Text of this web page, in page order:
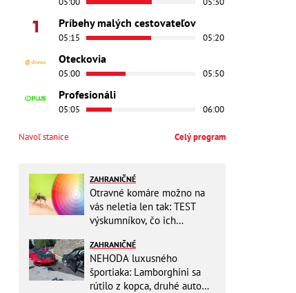
Príbehy malých cestovateľov
05:15 05:20
Oteckovia
05:00 05:50
Profesionáli
05:05 06:00
Navoľ stanice Celý program
ZAHRANIČNÉ
Otravné komáre možno na
vás neletia len tak: TEST
výskumníkov, čo ich
ZAHRANIČNÉ
NEHODA luxusného
športiaka: Lamborghini sa
rútilo z kopca, druhé auto